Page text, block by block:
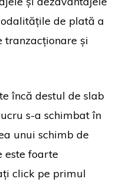
de plată a
tranzacționare și
încă destul de slab
s-a schimbat în
unui schimb de
este foarte
click pe primul